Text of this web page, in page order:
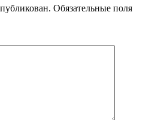
Обязательные поля